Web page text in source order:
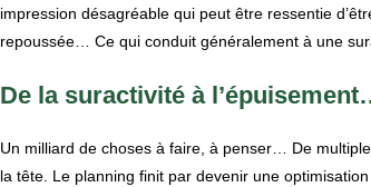
impression désagréable qui peut être ressentie
repoussée… Ce qui conduit généralement à une
De la suractivité à
Un milliard de choses à faire, à penser… De
la tête. Le planning finit par devenir une